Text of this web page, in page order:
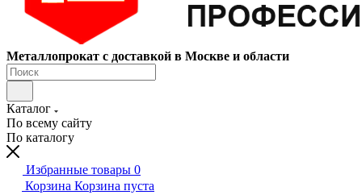
Металлопрокат с доставкой в Москве и области
Каталог
По всему сайту
По каталогу
Избранные товары 0
Корзина Корзина пуста